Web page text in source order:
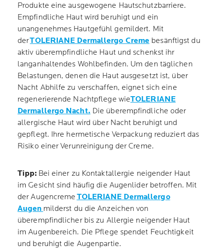
Produkte eine ausgewogene Hautschutzbarriere.
Empfindliche Haut wird beruhigt und ein
unangenehmes Hautgefühl gemildert. Mit
derTOLERIANE Dermallergo Creme besänftigst du
aktiv überempfindliche Haut und schenkst ihr
langanhaltendes Wohlbefinden. Um den täglichen
Belastungen, denen die Haut ausgesetzt ist, über
Nacht Abhilfe zu verschaffen, eignet sich eine
regenerierende Nachtpflege wieTOLERIANE
Dermallergo Nacht. Die überempfindliche oder
allergische Haut wird über Nacht beruhigt und
gepflegt. Ihre hermetische Verpackung reduziert das
Risiko einer Verunreinigung der Creme.
Tipp: Bei einer zu Kontaktallergie neigender Haut
im Gesicht sind häufig die Augenlider betroffen. Mit
der Augencreme TOLERIANE Dermallergo
Augen milderst du die Anzeichen von
überempfindlicher bis zu Allergie neigender Haut
im Augenbereich. Die Pflege spendet Feuchtigkeit
und beruhigt die Augenpartie.